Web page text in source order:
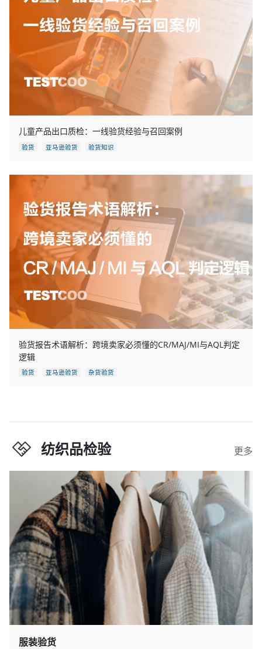
儿童产品出口质检：一线验货经验与召回案例
验货 亚马逊验货 验货知识
验货报告术语解析：跨境卖家必须懂的CR/MAJ/MI与AQL判定
逻辑
验货 亚马逊验货 杂货验货
纺织品检验 更多
服装验货